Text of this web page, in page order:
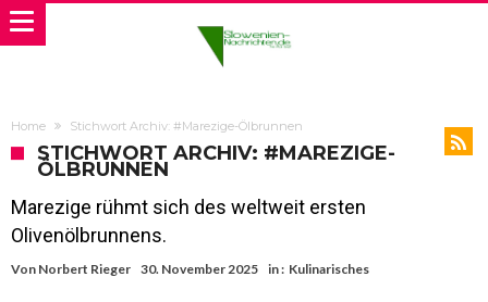
Home Stichwort Archiv: #Marezige-Ölbrunnen
STICHWORT ARCHIV: #MAREZIGE-
ÖLBRUNNEN
Marezige rühmt sich des weltweit ersten
Olivenölbrunnens.
Von Norbert Rieger 30. November 2025 in : Kulinarisches